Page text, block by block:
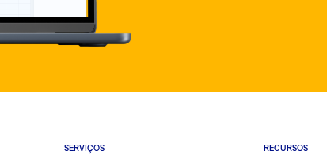
SERVIÇOS RECURSOS